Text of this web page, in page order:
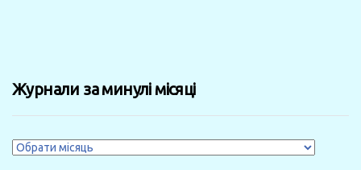
Журнали за минулі місяці
Журнали